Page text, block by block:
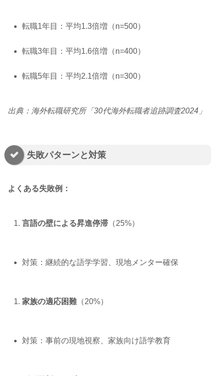
転職1年目：平均1.3倍増（n=500）
転職3年目：平均1.6倍増（n=400）
転職5年目：平均2.1倍増（n=300）
出典：海外転職研究所「30代海外転職者追跡調査2024」
失敗パターンと対策
よくある失敗例：
言語の壁による昇進停滞 （25%）
対策：継続的な語学学習、現地メンター確保
家族の適応困難（20%）
対策：事前の現地視察、家族向け語学教育